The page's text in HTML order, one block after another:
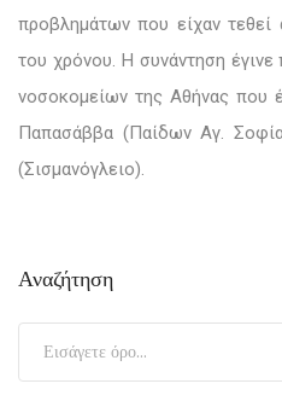
προβλημάτων που είχαν
του χρόνου. Η συνάντηση
νοσοκομείων της Αθήνας που
Παπασάββα (Παίδων Αγ.
(Σισμανόγλειο).
Αναζήτηση